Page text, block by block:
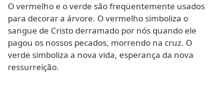
O vermelho e o verde são freqüentemente usados
para decorar a árvore. O vermelho simboliza o
sangue de Cristo derramado por nós quando ele
pagou os nossos pecados, morrendo na cruz. O
verde simboliza a nova vida, esperança da nova
ressurreição.